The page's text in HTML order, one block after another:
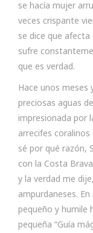
se hacía mujer
veces crispante
se dice que
sufre
que es verdad.
Hace unos meses
preciosas aguas
impresionada por
arrecifes
sé por qué razón,
con la Costa
y la verdad me
ampurdaneses.
pequeño y humile
pequeña “Guía